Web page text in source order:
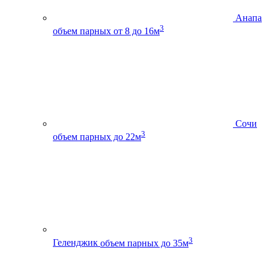
Анапа
объем парных от 8 до 16м3
Сочи
объем парных до 22м3
Геленджик объем парных до 35м3